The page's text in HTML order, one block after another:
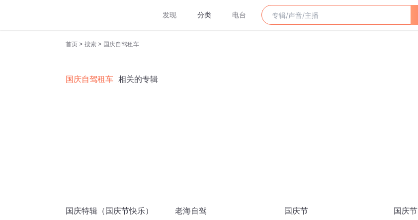
发现 分类 电台
首页 > 搜索 > 国庆自驾租车
国庆自驾租车 相关的专辑
国庆特辑（国庆节快乐） 老海自驾 国庆节 国庆节